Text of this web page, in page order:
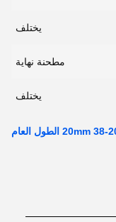
يختلف
مطحنة نهاية
يختلف